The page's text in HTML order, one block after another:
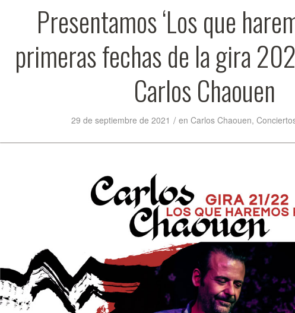
Presentamos ‘Los que
primeras fechas de la gira
Carlos Chaouen
29 de septiembre de 2021 / en Carlos Chaouen,